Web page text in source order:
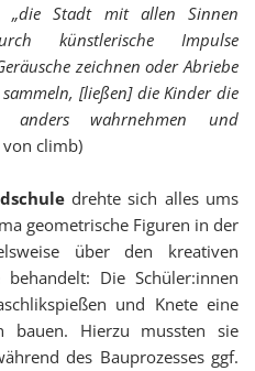
„die Stadt mit allen Sinnen
künstlerische Impulse
zeichnen oder Abriebe
[ließen] die Kinder die
anders wahrnehmen und
climb)
drehte sich alles ums
geometrische Figuren in der
über den kreativen
behandelt: Die Schüler:innen
und Knete eine
bauen. Hierzu mussten sie
des Bauprozesses ggf.